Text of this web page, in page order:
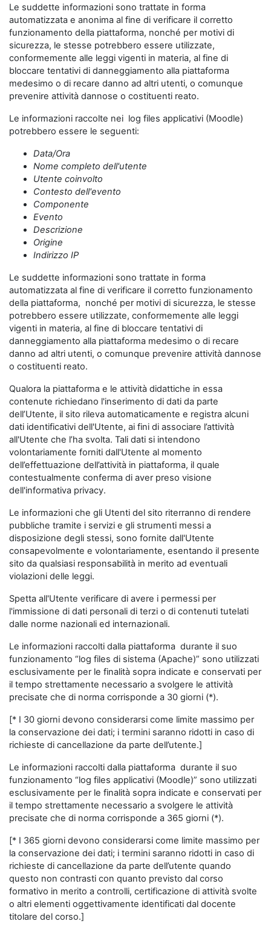
Le suddette informazioni sono trattate in forma
automatizzata e anonima al fine di verificare il corretto
funzionamento della piattaforma, nonché per motivi di
sicurezza, le stesse potrebbero essere utilizzate,
conformemente alle leggi vigenti in materia, al fine di
bloccare tentativi di danneggiamento alla piattaforma
medesimo o di recare danno ad altri utenti, o comunque
prevenire attività dannose o costituenti reato.
Le informazioni raccolte nei log files applicativi (Moodle)
potrebbero essere le seguenti:
Data/Ora
Nome completo dell'utente
Utente coinvolto
Contesto dell'evento
Componente
Evento
Descrizione
Origine
Indirizzo IP
Le suddette informazioni sono trattate in forma
automatizzata al fine di verificare il corretto funzionamento
della piattaforma, nonché per motivi di sicurezza, le stesse
potrebbero essere utilizzate, conformemente alle leggi
vigenti in materia, al fine di bloccare tentativi di
danneggiamento alla piattaforma medesimo o di recare
danno ad altri utenti, o comunque prevenire attività dannose
o costituenti reato.
Qualora la piattaforma e le attività didattiche in essa
contenute richiedano l'inserimento di dati da parte
dell’Utente, il sito rileva automaticamente e registra alcuni
dati identificativi dell'Utente, ai fini di associare l’attività
all'Utente che l’ha svolta. Tali dati si intendono
volontariamente forniti dall'Utente al momento
dell’effettuazione dell’attività in piattaforma, il quale
contestualmente conferma di aver preso visione
dell'informativa privacy.
Le informazioni che gli Utenti del sito riterranno di rendere
pubbliche tramite i servizi e gli strumenti messi a
disposizione degli stessi, sono fornite dall'Utente
consapevolmente e volontariamente, esentando il presente
sito da qualsiasi responsabilità in merito ad eventuali
violazioni delle leggi.
Spetta all'Utente verificare di avere i permessi per
l'immissione di dati personali di terzi o di contenuti tutelati
dalle norme nazionali ed internazionali.
Le informazioni raccolti dalla piattaforma durante il suo
funzionamento “log files di sistema (Apache)” sono utilizzati
esclusivamente per le finalità sopra indicate e conservati per
il tempo strettamente necessario a svolgere le attività
precisate che di norma corrisponde a 30 giorni (*).
[* I 30 giorni devono considerarsi come limite massimo per
la conservazione dei dati; i termini saranno ridotti in caso di
richieste di cancellazione da parte dell’utente.]
Le informazioni raccolti dalla piattaforma durante il suo
funzionamento “log files applicativi (Moodle)” sono utilizzati
esclusivamente per le finalità sopra indicate e conservati per
il tempo strettamente necessario a svolgere le attività
precisate che di norma corrisponde a 365 giorni (*).
[* I 365 giorni devono considerarsi come limite massimo per
la conservazione dei dati; i termini saranno ridotti in caso di
richieste di cancellazione da parte dell’utente quando
questo non contrasti con quanto previsto dal corso
formativo in merito a controlli, certificazione di attività svolte
o altri elementi oggettivamente identificati dal docente
titolare del corso.]